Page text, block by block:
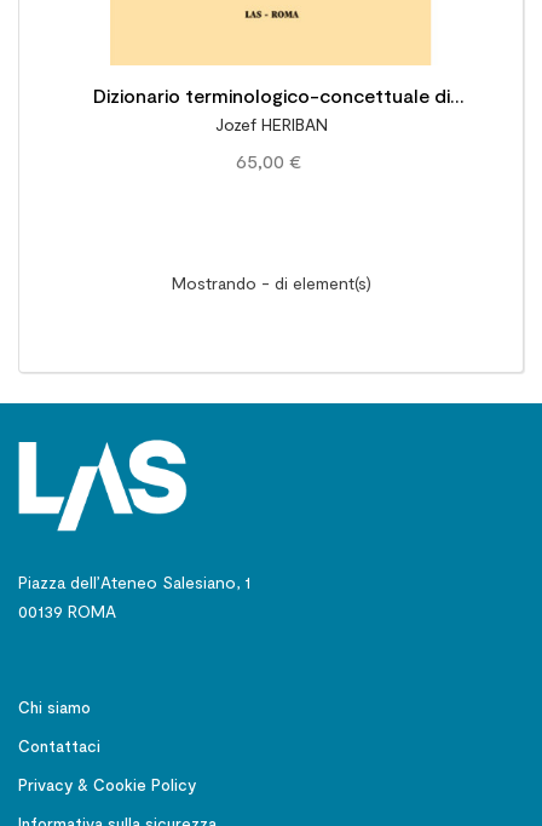
Dizionario terminologico-concettuale di
scienze bibliche e ausiliarie
Jozef HERIBAN
65,00 €
Mostrando - di element(s)
Piazza dell’Ateneo Salesiano, 1
00139 ROMA
Chi siamo
Contattaci
Privacy & Cookie Policy